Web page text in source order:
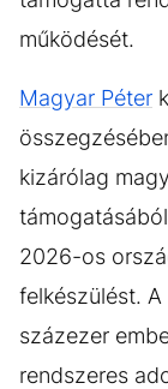
működését.
Magyar Péter
kizárólag
2026-os
felkészülést.
százezer
rendszeres